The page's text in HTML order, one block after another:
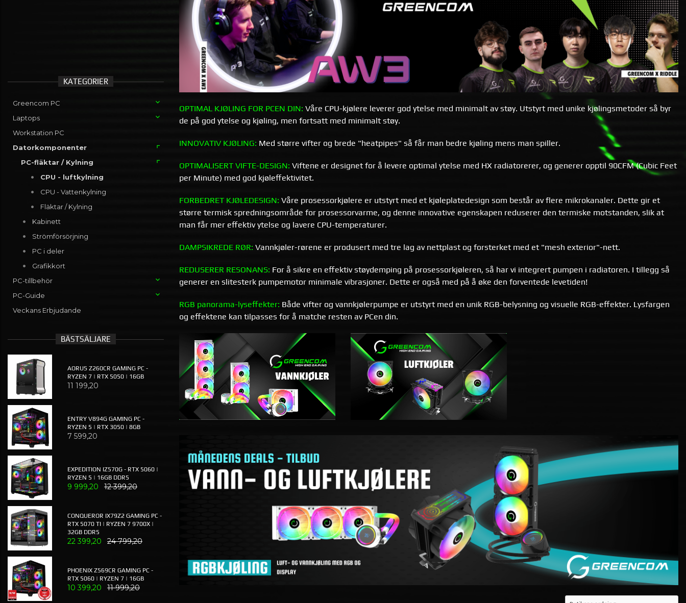
OPTIMAL KJØLING FOR PCEN DIN: Våre CPU-kjølere leverer god ytelse med minimalt av støy. Utstyrt med unike kjølingsmetoder så byr
de på god ytelse og kjøling, men fortsatt med minimalt støy.
INNOVATIV KJØLING: Med større vifter og brede "heatpipes" så får man bedre kjøling mens man spiller.
OPTIMALISERT VIFTE-DESIGN: Viftene er designet for å levere optimal ytelse med HX radiatorerer, og generer opptil 90CFM (Cubic Feet
per Minute) med god kjøleffektivitet.
FORBEDRET KJØLEDESIGN: Våre prosessorkjølere er utstyrt med et kjøleplatedesign som består av flere mikrokanaler. Dette gir et
større termisk spredningsområde for prosessorvarme, og denne innovative egenskapen reduserer den termiske motstanden, slik at
man får mer effektiv ytelse og lavere CPU-temperaturer.
DAMPSIKREDE RØR: Vannkjøler-rørene er produsert med tre lag av nettplast og forsterket med et "mesh exterior"-nett.
REDUSERER RESONANS: For å sikre en effektiv støydemping på prosessorkjøleren, så har vi integrert pumpen i radiatoren. I tillegg så
generer en slitesterk pumpemotor minimale vibrasjoner. Dette er også med på å øke den forventede levetiden!
RGB panorama-lyseffekter: Både vifter og vannkjølerpumpe er utstyrt med en unik RGB-belysning og visuelle RGB-effekter. Lysfargen
og effektene kan tilpasses for å matche resten av PCen din.
KATEGORIER
Greencom PC
Laptops
Workstation PC
Datorkomponenter
PC-fläktar / Kylning
CPU - luftkylning
CPU - Vattenkylning
Fläktar / Kylning
Kabinett
Strömförsörjning
PC i deler
Grafikkort
PC-tillbehör
PC-Guide
Veckans Erbjudande
BÄSTSÄLJARE
AORUS Z260CR GAMING PC -
RYZEN 7 | RTX 5050 | 16GB
11 199,20
ENTRY V894G GAMING PC -
RYZEN 5 | RTX 3050 | 8GB
7 599,20
EXPEDITION IZ570G - RTX 5060 |
RYZEN 5 | 16GB DDR5
9 999,20 12 399,20
CONQUEROR IX79Z2 GAMING PC -
RTX 5070 TI | RYZEN 7 9700X |
32GB DDR5
22 399,20 24 799,20
PHOENIX Z569CR GAMING PC -
RTX 5060 | RYZEN 7 | 16GB
10 399,20 11 999,20